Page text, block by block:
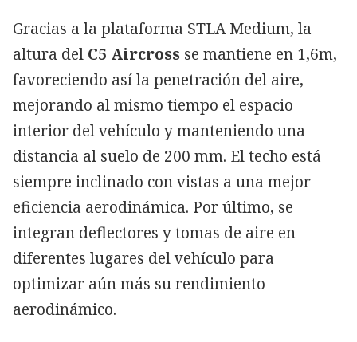
Gracias a la plataforma STLA Medium, la
altura del C5 Aircross se mantiene en 1,6m,
favoreciendo así la penetración del aire,
mejorando al mismo tiempo el espacio
interior del vehículo y manteniendo una
distancia al suelo de 200 mm. El techo está
siempre inclinado con vistas a una mejor
eficiencia aerodinámica. Por último, se
integran deflectores y tomas de aire en
diferentes lugares del vehículo para
optimizar aún más su rendimiento
aerodinámico.